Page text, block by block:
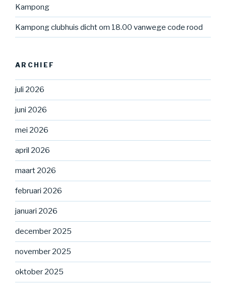
Kampong
Kampong clubhuis dicht om 18.00 vanwege code rood
ARCHIEF
juli 2026
juni 2026
mei 2026
april 2026
maart 2026
februari 2026
januari 2026
december 2025
november 2025
oktober 2025